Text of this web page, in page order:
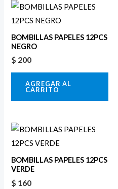
BOMBILLAS PAPELES 12PCS
NEGRO
$ 200
AGREGAR AL
CARRITO
BOMBILLAS PAPELES 12PCS
VERDE
$ 160